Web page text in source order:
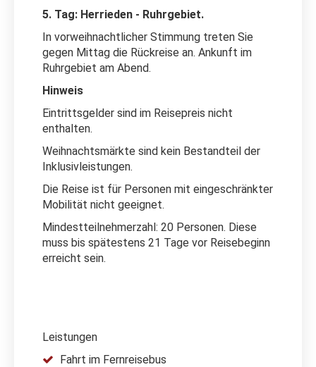
5. Tag: Herrieden - Ruhrgebiet.
In vorweihnachtlicher Stimmung treten Sie
gegen Mittag die Rückreise an. Ankunft im
Ruhrgebiet am Abend.
Hinweis
Eintrittsgelder sind im Reisepreis nicht
enthalten.
Weihnachtsmärkte sind kein Bestandteil der
Inklusivleistungen.
Die Reise ist für Personen mit eingeschränkter
Mobilität nicht geeignet.
Mindestteilnehmerzahl: 20 Personen. Diese
muss bis spätestens 21 Tage vor Reisebeginn
erreicht sein.
Leistungen
Fahrt im Fernreisebus